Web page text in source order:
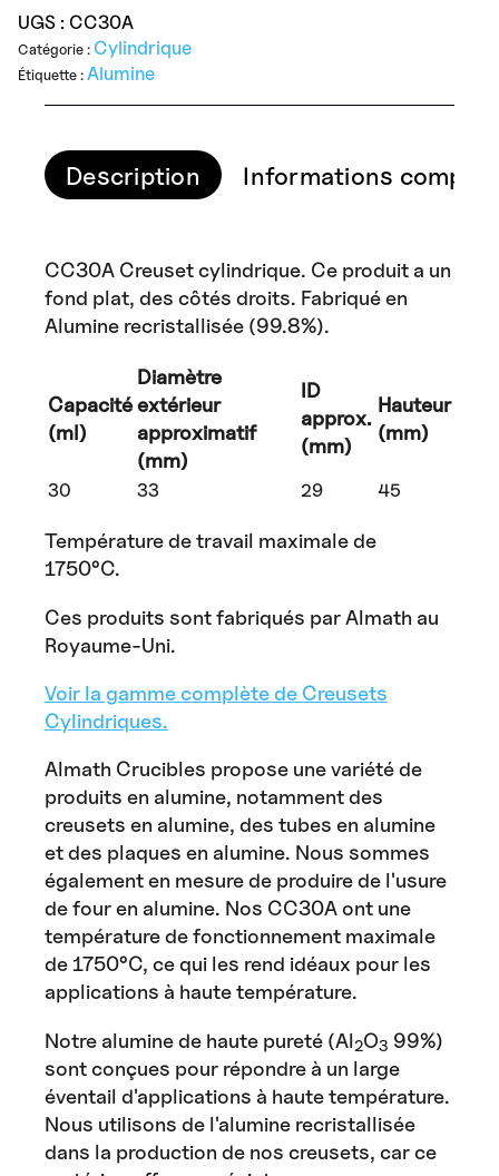
UGS : CC30A
Catégorie : Cylindrique
Étiquette : Alumine
Description Informations
CC30A Creuset cylindrique. Ce produit a un
fond plat, des côtés droits. Fabriqué en
Alumine recristallisée (99.8%).
Capacité
(ml)
Diamètre
extérieur
approximatif
(mm)
ID
approx.
(mm)
Hauteur
(mm)
30 33 29 45
Température de travail maximale de
1750°C.
Ces produits sont fabriqués par Almath au
Royaume-Uni.
Voir la gamme complète de Creusets
Cylindriques.
Almath Crucibles propose une variété de
produits en alumine, notamment des
creusets en alumine, des tubes en alumine
et des plaques en alumine. Nous sommes
également en mesure de produire de l'usure
de four en alumine. Nos CC30A ont une
température de fonctionnement maximale
de 1750°C, ce qui les rend idéaux pour les
applications à haute température.
Notre alumine de haute pureté (Al2O3 99%)
sont conçues pour répondre à un large
éventail d'applications à haute température.
Nous utilisons de l'alumine recristallisée
dans la production de nos creusets, car ce